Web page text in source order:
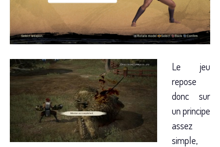
Le jeu
repose
donc sur
un principe
assez
simple,